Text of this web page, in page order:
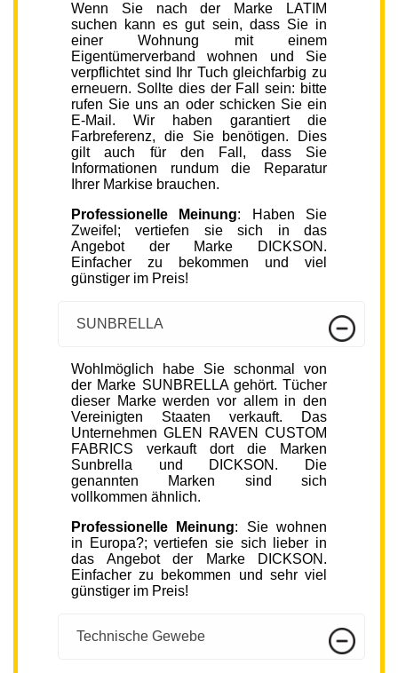
Wenn Sie nach der Marke LATIM
suchen kann es gut sein, dass Sie in
einer Wohnung mit einem
Eigentümerverband wohnen und Sie
verpflichtet sind Ihr Tuch gleichfarbig zu
erneuern. Sollte dies der Fall sein: bitte
rufen Sie uns an oder schicken Sie ein
E-Mail. Wir haben garantiert die
Farbreferenz, die Sie benötigen. Dies
gilt auch für den Fall, dass Sie
Informationen rundum die Reparatur
Ihrer Markise brauchen.
Professionelle Meinung: Haben Sie
Zweifel; vertiefen sie sich in das
Angebot der Marke DICKSON.
Einfacher zu bekommen und viel
günstiger im Preis!
SUNBRELLA
Wohlmöglich habe Sie schonmal von
der Marke SUNBRELLA gehört. Tücher
dieser Marke werden vor allem in den
Vereinigten Staaten verkauft. Das
Unternehmen GLEN RAVEN CUSTOM
FABRICS verkauft dort die Marken
Sunbrella und DICKSON. Die
genannten Marken sind sich
vollkommen ähnlich.
Professionelle Meinung: Sie wohnen
in Europa?; vertiefen sie sich lieber in
das Angebot der Marke DICKSON.
Einfacher zu bekommen und sehr viel
günstiger im Preis!
Technische Gewebe